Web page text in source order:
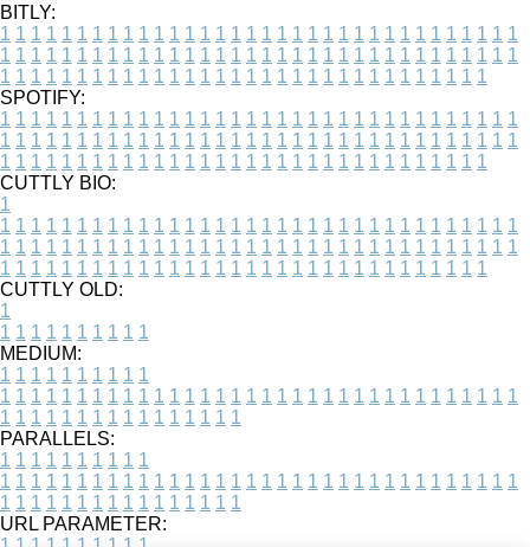
BITLY:
1 1 1 1 1 1 1 1 1 1 1 1 1 1 1 1 1 1 1 1 1 1 1 1 1 1 1 1 1 1 1 1 1 1
1 1 1 1 1 1 1 1 1 1 1 1 1 1 1 1 1 1 1 1 1 1 1 1 1 1 1 1 1 1 1 1 1 1
1 1 1 1 1 1 1 1 1 1 1 1 1 1 1 1 1 1 1 1 1 1 1 1 1 1 1 1 1 1 1 1
SPOTIFY:
1 1 1 1 1 1 1 1 1 1 1 1 1 1 1 1 1 1 1 1 1 1 1 1 1 1 1 1 1 1 1 1 1 1
1 1 1 1 1 1 1 1 1 1 1 1 1 1 1 1 1 1 1 1 1 1 1 1 1 1 1 1 1 1 1 1 1 1
1 1 1 1 1 1 1 1 1 1 1 1 1 1 1 1 1 1 1 1 1 1 1 1 1 1 1 1 1 1 1 1
CUTTLY BIO:
1
1 1 1 1 1 1 1 1 1 1 1 1 1 1 1 1 1 1 1 1 1 1 1 1 1 1 1 1 1 1 1 1 1 1
1 1 1 1 1 1 1 1 1 1 1 1 1 1 1 1 1 1 1 1 1 1 1 1 1 1 1 1 1 1 1 1 1 1
1 1 1 1 1 1 1 1 1 1 1 1 1 1 1 1 1 1 1 1 1 1 1 1 1 1 1 1 1 1 1 1
CUTTLY OLD:
1
1 1 1 1 1 1 1 1 1 1
MEDIUM:
1 1 1 1 1 1 1 1 1 1
1 1 1 1 1 1 1 1 1 1 1 1 1 1 1 1 1 1 1 1 1 1 1 1 1 1 1 1 1 1 1 1 1 1
1 1 1 1 1 1 1 1 1 1 1 1 1 1 1 1
PARALLELS:
1 1 1 1 1 1 1 1 1 1
1 1 1 1 1 1 1 1 1 1 1 1 1 1 1 1 1 1 1 1 1 1 1 1 1 1 1 1 1 1 1 1 1 1
1 1 1 1 1 1 1 1 1 1 1 1 1 1 1 1
URL PARAMETER: